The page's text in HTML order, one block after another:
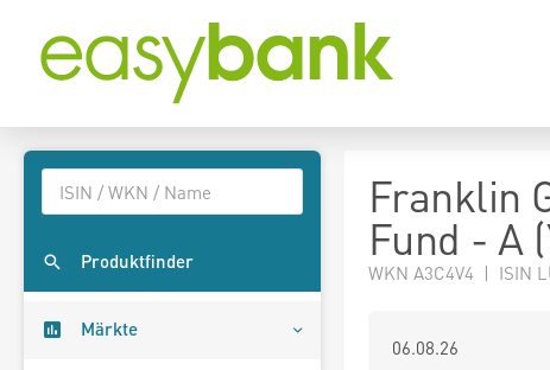
Produktfinder
Märkte
Franklin
Fund - A
WKN A3C4V4 | ISIN
06.08.26